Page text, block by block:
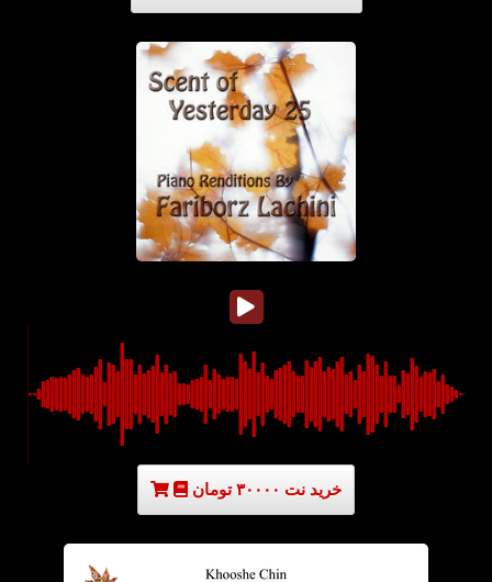
خرید نت ۳۰۰۰۰ تومان